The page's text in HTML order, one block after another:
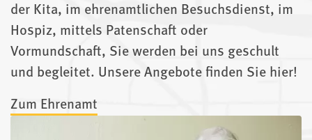
der Kita, im ehrenamtlichen Besuchsdienst, im
Hospiz, mittels Patenschaft oder
Vormundschaft, Sie werden bei uns geschult
und begleitet. Unsere Angebote finden Sie hier!
Zum Ehrenamt